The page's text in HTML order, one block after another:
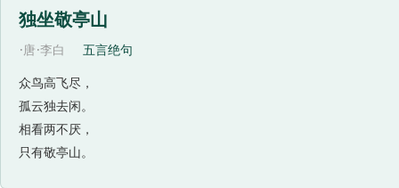
独坐敬亭山
·唐·李白 五言绝句
众鸟高飞尽，
孤云独去闲。
相看两不厌，
只有敬亭山。